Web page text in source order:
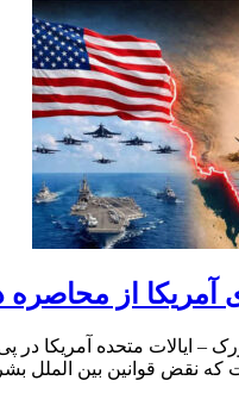
آمریکا از محاصره
– ایالات متحده آمریکا در
که نقض قوانین بین الملل